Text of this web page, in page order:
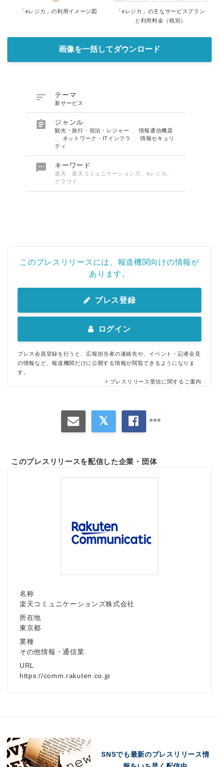
「eレジカ」の利用イメージ図
「eレジカ」の主なサービスプラン
と利用料金（税別）
画像を一括してダウンロード
 テーマ
新サービス
 ジャンル
観光・旅行・宿泊・レジャー 、情報通信機器
ネットワーク・ITインフラ 、情報セキュリ
ティ
 キーワード
楽天、楽天コミュニケーションズ、eレジカ、
クラウド
このプレスリリースには、報道機関向けの情報が
あります。
プレス登録
ログイン
プレス会員登録を行うと、広報担当者の連絡先や、イベント・記者会見
の情報など、報道機関だけに公開する情報が閲覧できるようになりま
す。
プレスリリース受信に関するご案内
このプレスリリースを配信した企業・団体
名称
楽天コミュニケーションズ株式会社
所在地
東京都
業種
その他情報・通信業
URL
https://comm.rakuten.co.jp
SNSでも最新のプレスリリース情